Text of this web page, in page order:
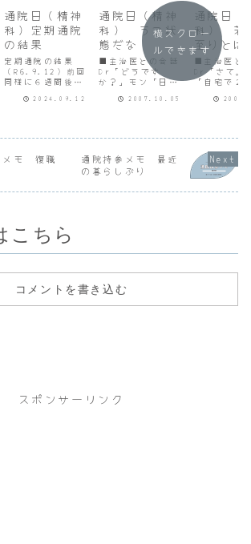
通院日（精神
科）定期通院
の結果
定期通院の結果
（R6.9.12）前回
同様に６週間後の
た。予約時間は
む）を予定してい
たため早めに病院
に到着するように
8:40頃に病院に着
2024.09.12
通院日（精神
科） うつ状
態だな
■主治医との会話
Dr「どうです
か？」モン「日内
すか。朝はウツウ
後半の方が日内変
動の差がなくなる
ようです。」
「朝方何回も目が
2007.10.05
通院日
科） 若
至りとは
ない
■主治医と
Dr「さて。
「自宅で２
モです。」
が血圧に影
えて高いの
れないな。
130、下が
横スクロー
ルできます
メモ 復職
通院持参メモ 最近
の暮らしぶり
こちら
コメントを書き込む
スポンサーリンク